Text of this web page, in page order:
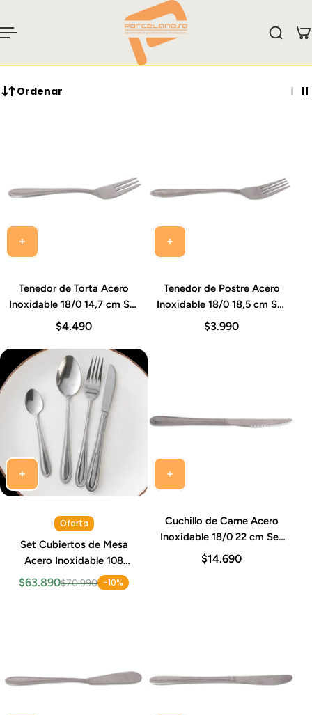
Ordenar
Tenedor de Torta Acero
Inoxidable 18/0 14,7 cm Set
12 Piezas Sevilla
$4.490
Tenedor de Postre Acero
Inoxidable 18/0 18,5 cm Set
12 Piezas Sevilla
$3.990
Oferta
Set Cubiertos de Mesa
Acero Inoxidable 108
Piezas Sevilla
$63.890$70.990 -10%
Cuchillo de Carne Acero
Inoxidable 18/0 22 cm Set
12 Piezas Sevilla
$14.690